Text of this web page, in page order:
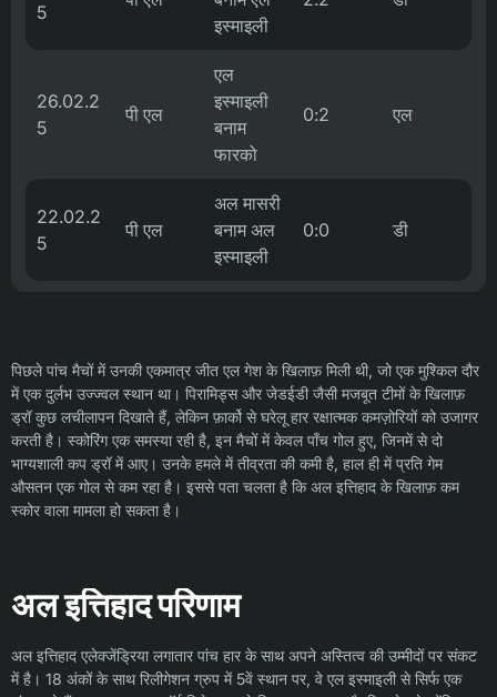
5
इस्माइली
26.02.2
5
पी एल
एल
इस्माइली
बनाम
फारको
0:2 एल
22.02.2
5
पी एल
अल मासरी
बनाम अल
इस्माइली
0:0 डी
पिछले पांच मैचों में उनकी एकमात्र जीत एल गेश के खिलाफ़ मिली थी, जो एक मुश्किल दौर
में एक दुर्लभ उज्ज्वल स्थान था। पिरामिड्स और जेडईडी जैसी मजबूत टीमों के खिलाफ़
ड्रॉ कुछ लचीलापन दिखाते हैं, लेकिन फ़ार्को से घरेलू हार रक्षात्मक कमज़ोरियों को उजागर
करती है। स्कोरिंग एक समस्या रही है, इन मैचों में केवल पाँच गोल हुए, जिनमें से दो
भाग्यशाली कप ड्रॉ में आए। उनके हमले में तीव्रता की कमी है, हाल ही में प्रति गेम
औसतन एक गोल से कम रहा है। इससे पता चलता है कि अल इत्तिहाद के खिलाफ़ कम
स्कोर वाला मामला हो सकता है।
अल इत्तिहाद परिणाम
अल इत्तिहाद एलेक्जेंड्रिया लगातार पांच हार के साथ अपने अस्तित्व की उम्मीदों पर संकट
में है। 18 अंकों के साथ रिलीगेशन ग्रुप में 5वें स्थान पर, वे एल इस्माइली से सिर्फ एक